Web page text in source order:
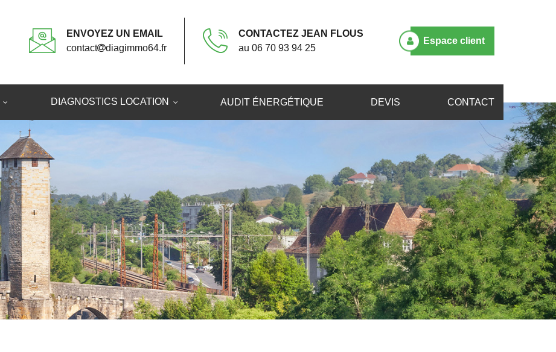
ENVOYEZ UN EMAIL
contact
diagimmo64.fr
CONTACTEZ JEAN FLOUS
au 06 70 93 94 25
Espace client
DIAGNOSTICS LOCATION AUDIT ÉNERGÉTIQUE DEVIS CONTACT